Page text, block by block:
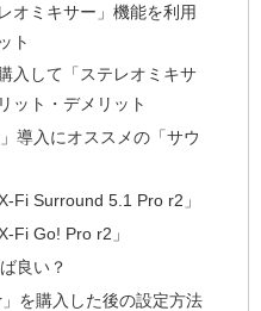
オミキサー」機能を利用
ト
入して「ステレオミキサ
ット・デメリット
導入にオススメの「サウ
Fi Surround 5.1 Pro r2」
Fi Go! Pro r2」
良い？
を購入した後の設定方法